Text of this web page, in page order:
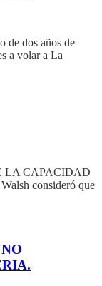
dos años de
a volar a La
LA CAPACIDAD
consideró que